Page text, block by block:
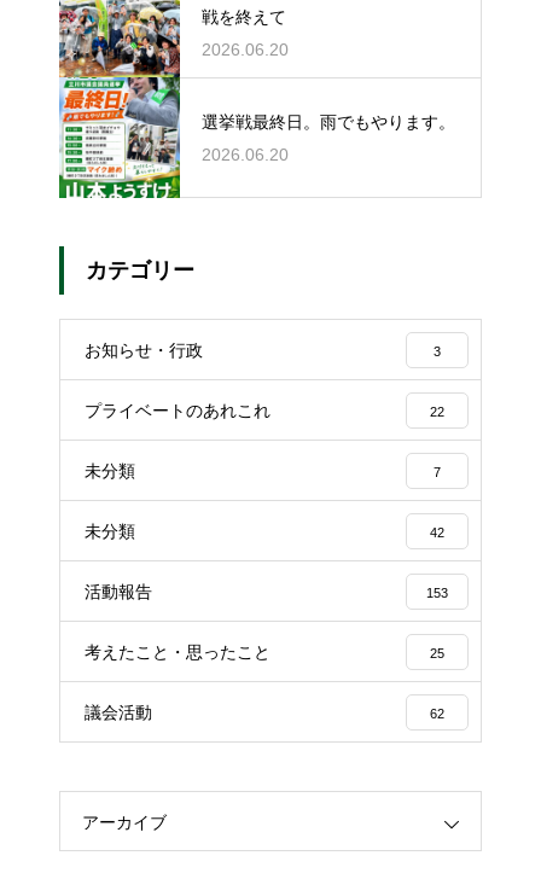
戦を終えて
2026.06.20
選挙戦最終日。雨でもやります。
2026.06.20
カテゴリー
お知らせ・行政 3
プライベートのあれこれ 22
未分類 7
未分類 42
活動報告 153
考えたこと・思ったこと 25
議会活動 62
アーカイブ